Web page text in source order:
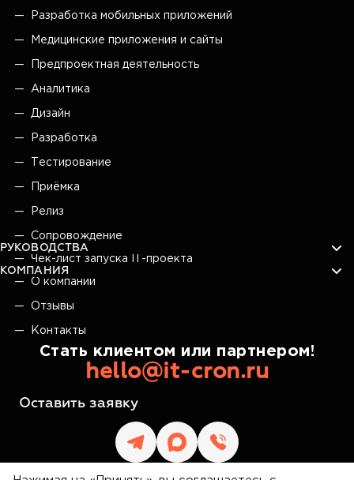
Разработка мобильных приложений
Медицинские приложения и сайты
Предпроектная деятельность
Аналитика
Дизайн
Разработка
Тестирование
Приёмка
Релиз
Сопровождение
РУКОВОДСТВА
Чек-лист запуска IT-проекта
КОМПАНИЯ
О компании
Отзывы
Контакты
Стать клиентом или партнером!
hello@it-cron.ru
Оставить заявку